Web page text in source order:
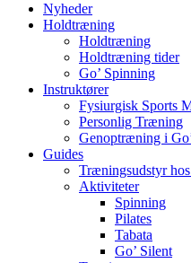
Nyheder
Holdtræning
Holdtræning
Holdtræning tider
Go’ Spinning
Instruktører
Fysiurgisk Sports
Personlig Træning
Genoptræning i
Guides
Træningsudstyr
Aktiviteter
Spinning
Pilates
Tabata
Go’ Silent